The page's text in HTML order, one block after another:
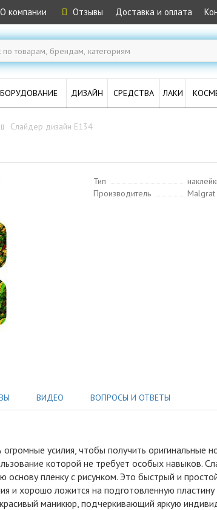
О компании Отзывы Доставка и оплата
ДИЗАЙН СРЕДСТВА ЛАКИ
Слайдер дизайн E134
Тип
Производитель
Malgrat
ВИДЕО ВОПРОСЫ И ОТВЕТЫ
усилия, чтобы получить оригинальные
которой не требует особых навыков.
пленку с рисунком. Это быстрый и
и хорошо ложится на подготовленную
маникюр, подчеркивающий яркую